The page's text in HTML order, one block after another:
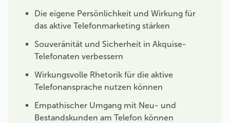
Die eigene Persönlichkeit und Wirkung für
das aktive Telefonmarketing stärken
Souveränität und Sicherheit in Akquise-
Telefonaten verbessern
Wirkungsvolle Rhetorik für die aktive
Telefonansprache nutzen können
Empathischer Umgang mit Neu- und
Bestandskunden am Telefon können